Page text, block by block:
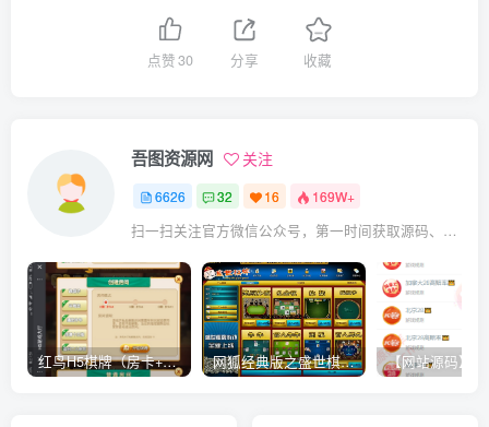
点赞30 分享 收藏
吾图资源网 关注
6626 32 16 169W+
扫一扫关注官方微信公众号，第一时间获取源码、网赚项目资源教程，自媒体等知识干货，让互联网创业赚钱更简单。
红鸟H5棋牌（房卡+金币）全套双模式游戏源码 网狐经典版之盛世棋牌完整游戏源码（包含文档、架设教程、网站、源代码等）